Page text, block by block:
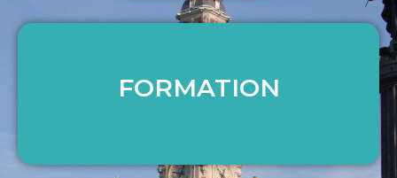
FORMATION
FORMATION